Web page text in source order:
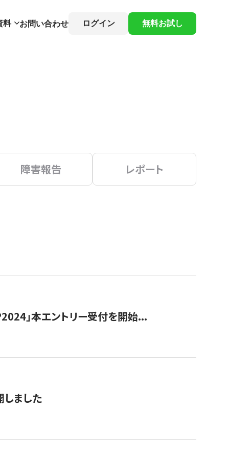
料 お問い合わせ ログイン 無料お試し
障害報告 レポート
」本エントリー受付を開始...
しました